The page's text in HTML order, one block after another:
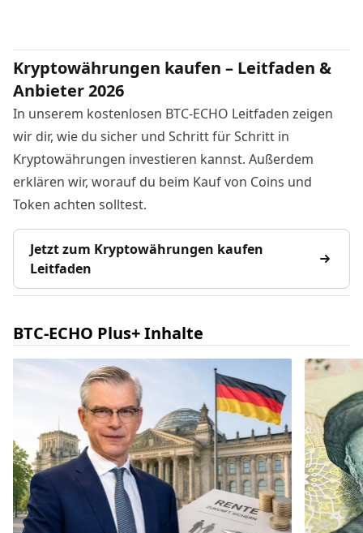
Kryptowährungen kaufen – Leitfaden &
Anbieter 2026
In unserem kostenlosen BTC-ECHO Leitfaden zeigen
wir dir, wie du sicher und Schritt für Schritt in
Kryptowährungen investieren kannst. Außerdem
erklären wir, worauf du beim Kauf von Coins und
Token achten solltest.
Jetzt zum Kryptowährungen kaufen
Leitfaden
BTC-ECHO Plus+ Inhalte